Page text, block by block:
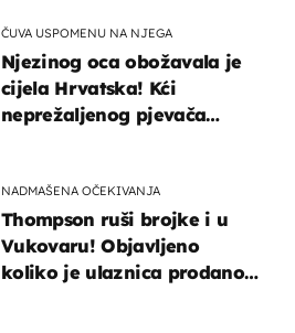
ČUVA USPOMENU NA NJEGA
Njezinog oca obožavala je
cijela Hrvatska! Kći
neprežaljenog pjevača
NADMAŠENA OČEKIVANJA
Thompson ruši brojke i u
Vukovaru! Objavljeno
koliko je ulaznica prodano